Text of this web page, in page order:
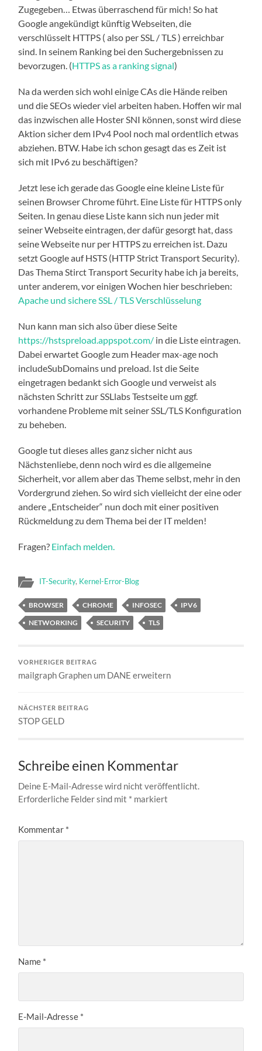
Zugegeben… Etwas überraschend für mich! So hat
Google angekündigt künftig Webseiten, die
verschlüsselt HTTPS ( also per SSL / TLS ) erreichbar
sind. In seinem Ranking bei den Suchergebnissen zu
bevorzugen. (HTTPS as a ranking signal)
Na da werden sich wohl einige CAs die Hände reiben
und die SEOs wieder viel arbeiten haben. Hoffen wir mal
das inzwischen alle Hoster SNI können, sonst wird diese
Aktion sicher dem IPv4 Pool noch mal ordentlich etwas
abziehen. BTW. Habe ich schon gesagt das es Zeit ist
sich mit IPv6 zu beschäftigen?
Jetzt lese ich gerade das Google eine kleine Liste für
seinen Browser Chrome führt. Eine Liste für HTTPS only
Seiten. In genau diese Liste kann sich nun jeder mit
seiner Webseite eintragen, der dafür gesorgt hat, dass
seine Webseite nur per HTTPS zu erreichen ist. Dazu
setzt Google auf HSTS (HTTP Strict Transport Security).
Das Thema Stirct Transport Security habe ich ja bereits,
unter anderem, vor einigen Wochen hier beschrieben:
Apache und sichere SSL / TLS Verschlüsselung
Nun kann man sich also über diese Seite
https://hstspreload.appspot.com/ in die Liste eintragen.
Dabei erwartet Google zum Header max-age noch
includeSubDomains und preload. Ist die Seite
eingetragen bedankt sich Google und verweist als
nächsten Schritt zur SSLlabs Testseite um ggf.
vorhandene Probleme mit seiner SSL/TLS Konfiguration
zu beheben.
Google tut dieses alles ganz sicher nicht aus
Nächstenliebe, denn noch wird es die allgemeine
Sicherheit, vor allem aber das Theme selbst, mehr in den
Vordergrund ziehen. So wird sich vielleicht der eine oder
andere „Entscheider“ nun doch mit einer positiven
Rückmeldung zu dem Thema bei der IT melden!
Fragen? Einfach melden.
IT-Security, Kernel-Error-Blog
BROWSER CHROME INFOSEC
IPV6
NETWORKING
SECURITY TLS
VORHERIGER BEITRAG
mailgraph Graphen um DANE erweitern
NÄCHSTER BEITRAG
STOP GELD
Schreibe einen Kommentar
Deine E-Mail-Adresse wird nicht veröffentlicht.
Erforderliche Felder sind mit * markiert
Kommentar *
Name *
E-Mail-Adresse *